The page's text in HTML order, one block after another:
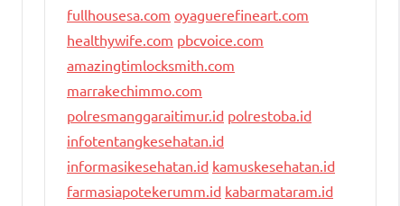
fullhousesa.com oyaguerefineart.com
healthywife.com pbcvoice.com
amazingtimlocksmith.com
marrakechimmo.com
polresmanggaraitimur.id polrestoba.id
infotentangkesehatan.id
informasikesehatan.id kamuskesehatan.id
farmasiapotekerumm.id kabarmataram.id